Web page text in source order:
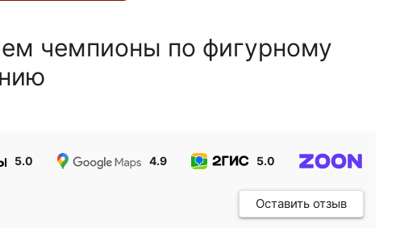
чемпионы по фигурному
5.0 4.9 5.0
Оставить отзыв